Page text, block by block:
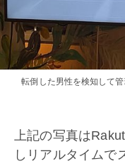
転倒した男性を検知して
上記の写真は
しリアルタイムで